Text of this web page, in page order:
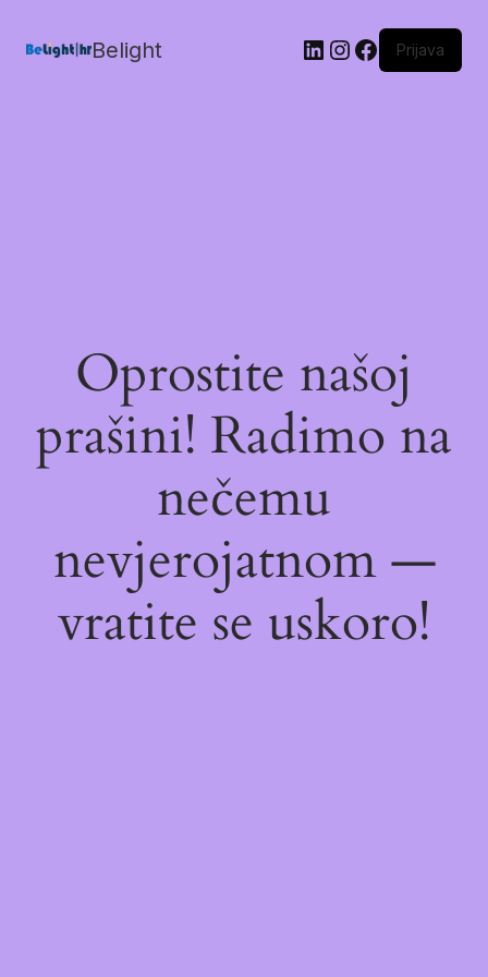
Belight Prijava
Oprostite našoj
prašini! Radimo na
nečemu
nevjerojatnom —
vratite se uskoro!